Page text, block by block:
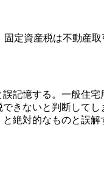
定資産税は不動産
記憶する。一般住宅
きないと判断してし
絶対的なものと誤解